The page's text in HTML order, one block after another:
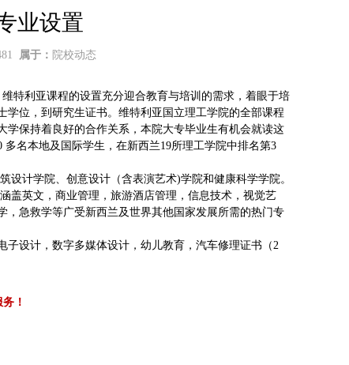
业设置
属于： 院校动态
特利亚课程的设置充分迎合教育与培训的需求，着眼于培
位，到研究生证书。维特利亚国立理工学院的全部课程
保持着良好的合作关系，本院大专毕业生有机会就读这
名本地及国际学生，在新西兰19所理工学院中排名第3
计学院、创意设计（含表演艺术)学院和健康科学学院。
盖英文，商业管理，旅游酒店管理，信息技术，视觉艺
急救学等广受新西兰及世界其他国家发展所需的热门专
设计，数字多媒体设计，幼儿教育，汽车修理证书（2
！